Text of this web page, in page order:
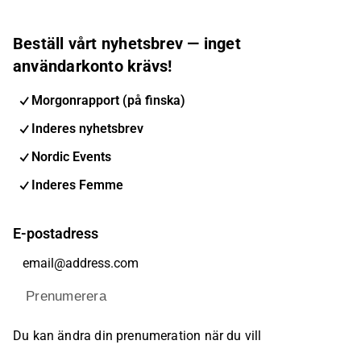
Beställ vårt nyhetsbrev — inget
användarkonto krävs!
Morgonrapport (på finska)
Inderes nyhetsbrev
Nordic Events
Inderes Femme
E-postadress
Prenumerera
Du kan ändra din prenumeration när du vill